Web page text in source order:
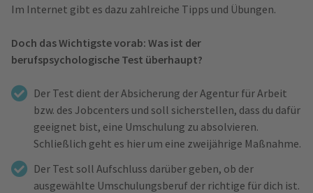
Im Internet gibt es dazu zahlreiche Tipps und Übungen.
Doch das Wichtigste vorab: Was ist der
berufspsychologische Test überhaupt?
Der Test dient der Absicherung der Agentur für Arbeit
bzw. des Jobcenters und soll sicherstellen, dass du dafür
geeignet bist, eine Umschulung zu absolvieren.
Schließlich geht es hier um eine zweijährige Maßnahme.
Der Test soll Aufschluss darüber geben, ob der
ausgewählte Umschulungsberuf der richtige für dich ist.